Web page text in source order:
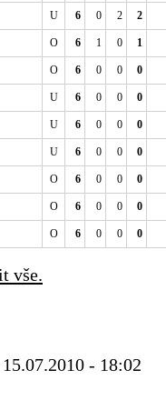
U 6 0 2 2
O 6 1 0 1
O 6 0 0 0
U 6 0 0 0
U 6 0 0 0
U 6 0 0 0
O 6 0 0 0
O 6 0 0 0
O 6 0 0 0
vše.
- 18:02